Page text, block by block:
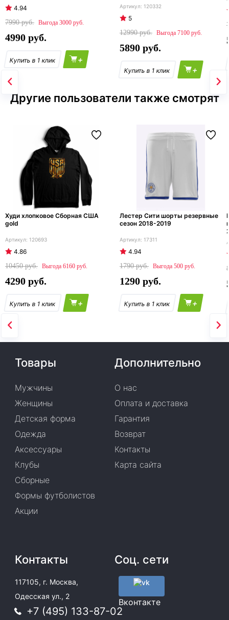
4.94
7990
3000
4990
+
120332
5
12990
7100
5890
+
Другие пользователи также смотрят
Худи хлопковое Сборная США
gold
120693
4.86
10450
6160
4290
+
Лестер Сити шорты резервные
сезон 2018-2019
17311
4.94
1790
500
1290
+
Товары
Мужчины
Женщины
Детская форма
Одежда
Аксессуары
Клубы
Сборные
Формы футболистов
Акции
Дополнительно
О нас
Оплата и доставка
Гарантия
Возврат
Контакты
Карта сайта
Контакты
117105, г. Москва,
Одесская ул., 2
+7 (495) 133-87-02
Соц. сети
Вконтакте